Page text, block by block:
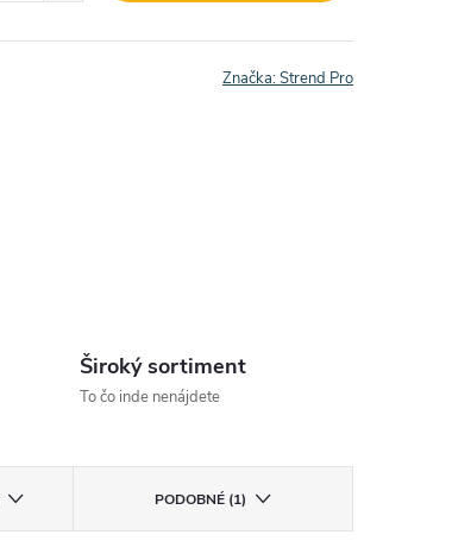
Značka:Strend Pro
Široký sortiment
To čo inde nenájdete
PODOBNÉ (1)